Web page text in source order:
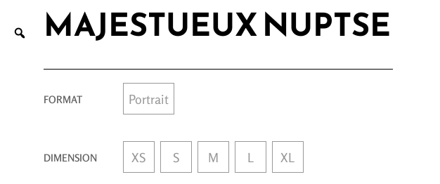
MAJESTUEUX NUPTSE
FORMAT Portrait
DIMENSION XS S M L XL